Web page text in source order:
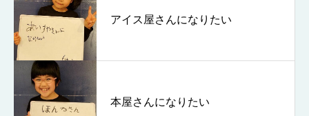
アイス屋さんになりたい
本屋さんになりたい